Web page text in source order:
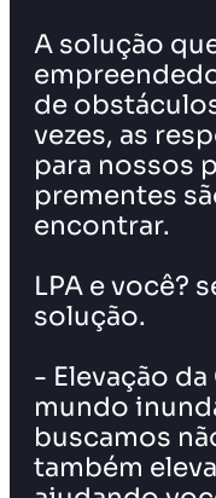
A solução
de
vezes, as
para nossos
prementes
encontrar.
LPA e você?
solução.
- Elevação
mundo
buscamos
também